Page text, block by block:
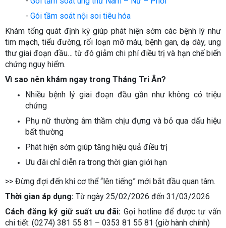
- Gói tầm soát nội soi tiêu hóa
Khám tổng quát định kỳ giúp phát hiện sớm các bệnh lý như
tim mạch, tiểu đường, rối loạn mỡ máu, bệnh gan, dạ dày, ung
thư giai đoạn đầu… từ đó giảm chi phí điều trị và hạn chế biến
chứng nguy hiểm.
Vì sao nên khám ngay trong Tháng Tri Ân?
Nhiều bệnh lý giai đoạn đầu gần như không có triệu
chứng
Phụ nữ thường âm thầm chịu đựng và bỏ qua dấu hiệu
bất thường
Phát hiện sớm giúp tăng hiệu quả điều trị
Ưu đãi chỉ diễn ra trong thời gian giới hạn
>> Đừng đợi đến khi cơ thể “lên tiếng” mới bắt đầu quan tâm.
Thời gian áp dụng: Từ ngày 25/02/2026 đến 31/03/2026
Cách đăng ký giữ suất ưu đãi: Gọi hotline để được tư vấn
chi tiết: (0274) 381 55 81 – 0353 81 55 81 (giờ hành chính)